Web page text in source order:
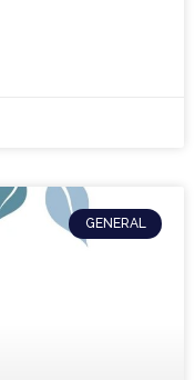
GENERAL